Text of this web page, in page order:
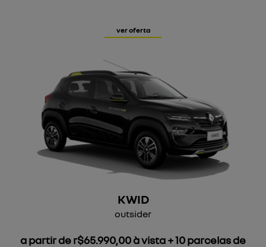
ver oferta
KWID
outsider
a partir de r$65.990,00 à vista + 10 parcelas de